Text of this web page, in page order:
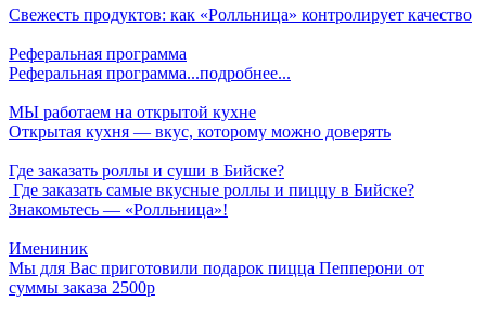
Свежесть продуктов: как «Ролльница» контролирует качество
Реферальная программа
Реферальная программа...подробнее...
МЫ работаем на открытой кухне
Открытая кухня — вкус, которому можно доверять
Где заказать роллы и суши в Бийске?
Где заказать самые вкусные роллы и пиццу в Бийске?
Знакомьтесь — «Ролльница»!
Имениник
Мы для Вас приготовили подарок пицца Пепперони от
суммы заказа 2500р